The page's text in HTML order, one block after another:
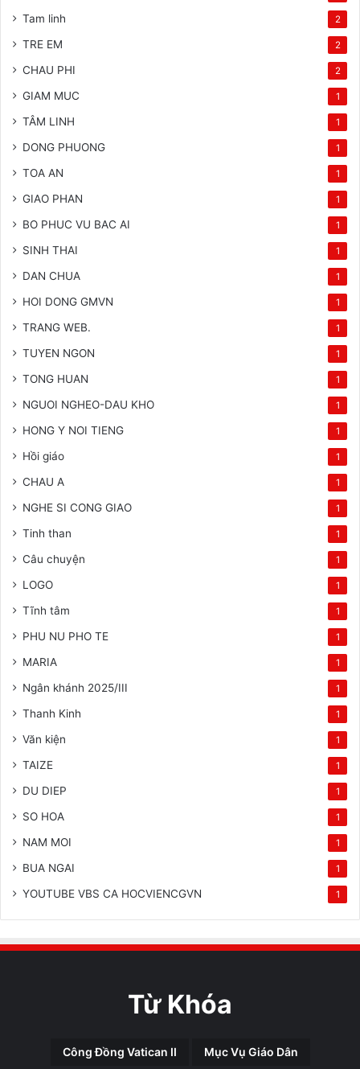
Tam linh 2
TRE EM 2
CHAU PHI 2
GIAM MUC 1
TÂM LINH 1
DONG PHUONG 1
TOA AN 1
GIAO PHAN 1
BO PHUC VU BAC AI 1
SINH THAI 1
DAN CHUA 1
HOI DONG GMVN 1
TRANG WEB. 1
TUYEN NGON 1
TONG HUAN 1
NGUOI NGHEO-DAU KHO 1
HONG Y NOI TIENG 1
Hồi giáo 1
CHAU A 1
NGHE SI CONG GIAO 1
Tinh than 1
Câu chuyện 1
LOGO 1
Tĩnh tâm 1
PHU NU PHO TE 1
MARIA 1
Ngân khánh 2025/III 1
Thanh Kinh 1
Văn kiện 1
TAIZE 1
DU DIEP 1
SO HOA 1
NAM MOI 1
BUA NGAI 1
YOUTUBE VBS CA HOCVIENCGVN 1
Từ Khóa
Công Đồng Vatican II Mục Vụ Giáo Dân